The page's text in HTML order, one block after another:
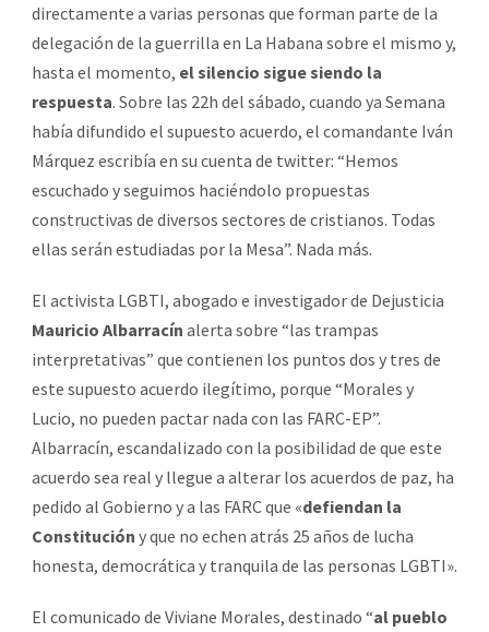
directamente a varias personas que forman parte de la
delegación de la guerrilla en La Habana sobre el mismo y,
hasta el momento, el silencio sigue siendo la
respuesta. Sobre las 22h del sábado, cuando ya Semana
había difundido el supuesto acuerdo, el comandante Iván
Márquez escribía en su cuenta de twitter: “Hemos
escuchado y seguimos haciéndolo propuestas
constructivas de diversos sectores de cristianos. Todas
ellas serán estudiadas por la Mesa”. Nada más.
El activista LGBTI, abogado e investigador de Dejusticia
Mauricio Albarracín alerta sobre “las trampas
interpretativas” que contienen los puntos dos y tres de
este supuesto acuerdo ilegítimo, porque “Morales y
Lucio, no pueden pactar nada con las FARC-EP”.
Albarracín, escandalizado con la posibilidad de que este
acuerdo sea real y llegue a alterar los acuerdos de paz, ha
pedido al Gobierno y a las FARC que «defiendan la
Constitución y que no echen atrás 25 años de lucha
honesta, democrática y tranquila de las personas LGBTI».
El comunicado de Viviane Morales, destinado “al pueblo